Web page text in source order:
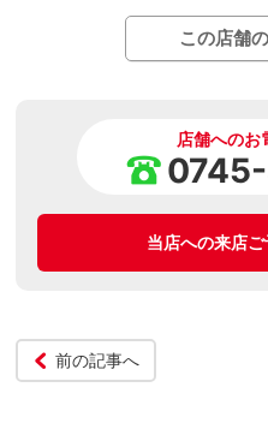
この店舗
店舗へのお
当店への来店
前の記事へ